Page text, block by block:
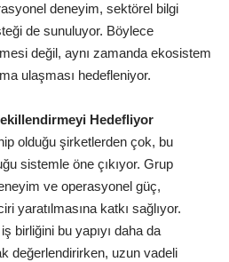
deneyim, sektörel bilgi
de sunuluyor. Böylece
değil, aynı zamanda ekosistem
ulaşması hedefleniyor.
Hedefliyor
olduğu şirketlerden çok, bu
sistemle öne çıkıyor. Grup
ve operasyonel güç,
yaratılmasına katkı sağlıyor.
birliğini bu yapıyı daha da
değerlendirirken, uzun vadeli